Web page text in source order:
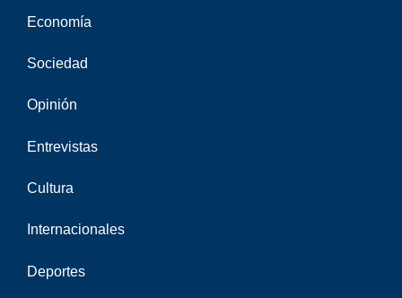
Economía
Sociedad
Opinión
Entrevistas
Cultura
Internacionales
Deportes